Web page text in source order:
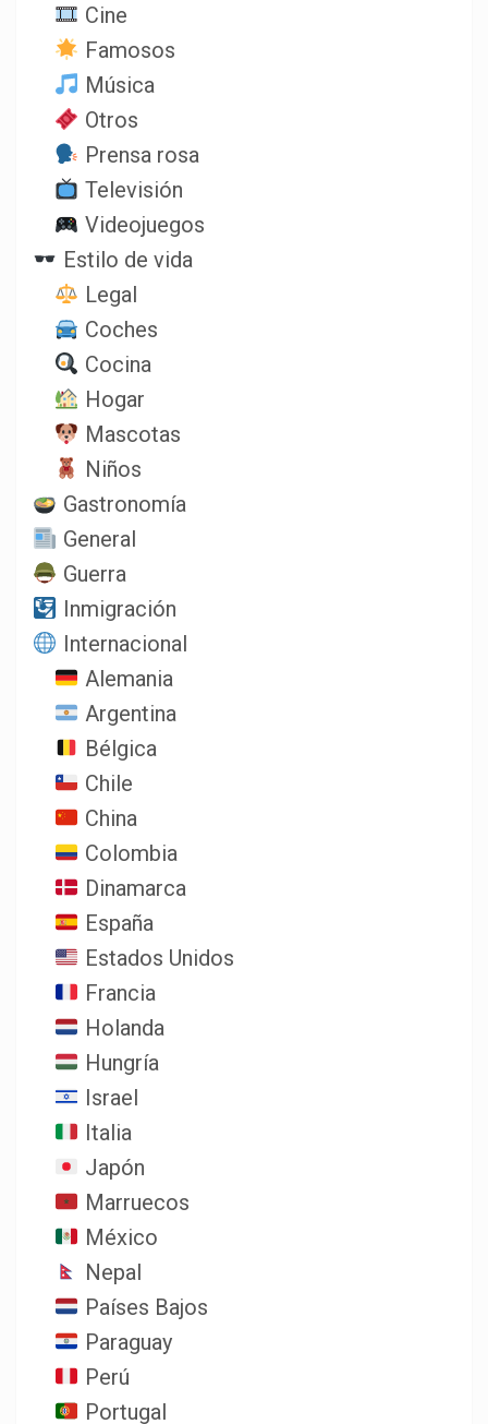
Cine
Famosos
Música
Otros
Prensa rosa
Televisión
Videojuegos
Estilo de vida
Legal
Coches
Cocina
Hogar
Mascotas
Niños
Gastronomía
General
Guerra
Inmigración
Internacional
Alemania
Argentina
Bélgica
Chile
China
Colombia
Dinamarca
España
Estados Unidos
Francia
Holanda
Hungría
Israel
Italia
Japón
Marruecos
México
Nepal
Países Bajos
Paraguay
Perú
Portugal